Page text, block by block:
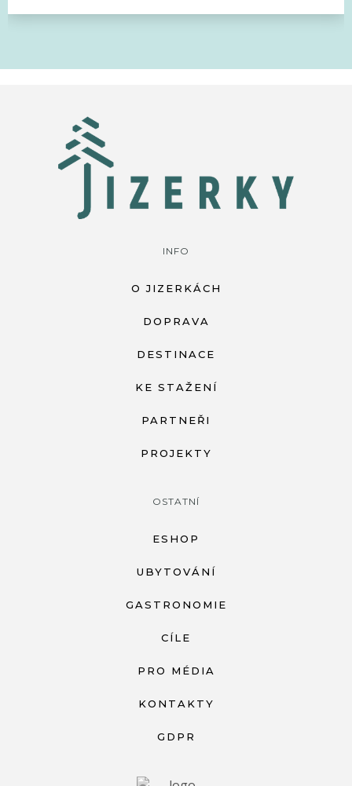
INFO
O JIZERKÁCH
DOPRAVA
DESTINACE
KE STAŽENÍ
PARTNEŘI
PROJEKTY
OSTATNÍ
ESHOP
UBYTOVÁNÍ
GASTRONOMIE
CÍLE
PRO MÉDIA
KONTAKTY
GDPR